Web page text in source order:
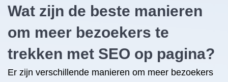
Wat zijn de beste manieren
om meer bezoekers te
trekken met SEO op pagina?
Er zijn verschillende manieren om meer bezoekers